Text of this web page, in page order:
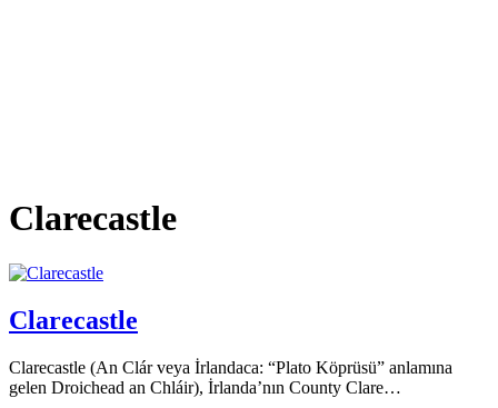
Clarecastle
Clarecastle
Clarecastle (An Clár veya İrlandaca: “Plato Köprüsü” anlamına
gelen Droichead an Chláir), İrlanda’nın County Clare…